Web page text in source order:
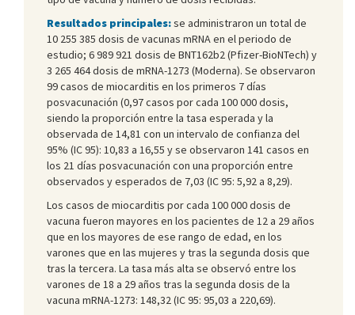
Resultados principales:se administraron un total de
10 255 385 dosis de vacunas mRNA en el periodo de
estudio; 6 989 921 dosis de BNT162b2 (Pfizer-BioNTech) y
3 265 464 dosis de mRNA-1273 (Moderna). Se observaron
99 casos de miocarditis en los primeros 7 días
posvacunación (0,97 casos por cada 100 000 dosis,
siendo la proporción entre la tasa esperada y la
observada de 14,81 con un intervalo de confianza del
95% (IC 95): 10,83 a 16,55 y se observaron 141 casos en
los 21 días posvacunación con una proporción entre
observados y esperados de 7,03 (IC 95: 5,92 a 8,29).
Los casos de miocarditis por cada 100 000 dosis de
vacuna fueron mayores en los pacientes de 12 a 29 años
que en los mayores de ese rango de edad, en los
varones que en las mujeres y tras la segunda dosis que
tras la tercera. La tasa más alta se observó entre los
varones de 18 a 29 años tras la segunda dosis de la
vacuna mRNA-1273: 148,32 (IC 95: 95,03 a 220,69).